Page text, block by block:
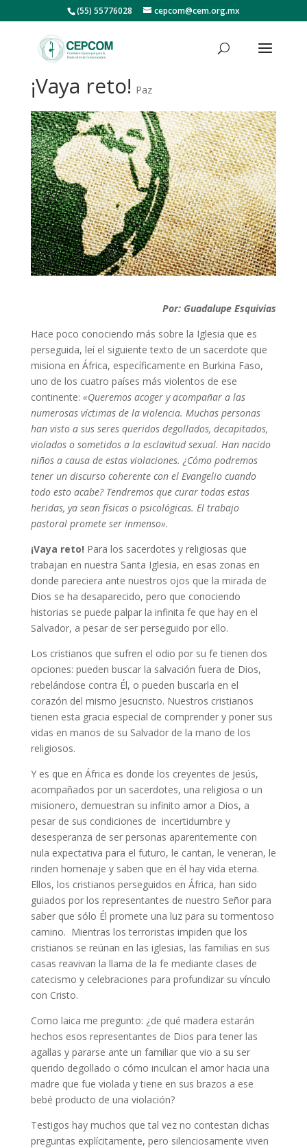
(55) 55776028 cepcom@cem.org.mx
¡Vaya reto! Paz
Por: Guadalupe Esquivias
Hace poco conociendo más sobre la Iglesia que es
perseguida, leí el siguiente texto de un sacerdote que
misiona en África, específicamente en Burkina Faso,
uno de los cuatro países más violentos de ese
continente: «Queremos acoger y acompañar a las
numerosas víctimas de la violencia. Muchas personas
han visto a sus seres queridos degollados, decapitados,
violados o sometidos a la esclavitud sexual. Han nacido
niños a causa de estas violaciones. ¿Cómo podremos
tener un discurso coherente con el Evangelio cuando
todo esto acabe? Tendremos que curar todas estas
heridas, ya sean físicas o psicológicas. El trabajo
pastoral promete ser inmenso».
¡Vaya reto! Para los sacerdotes y religiosas que
trabajan en nuestra Santa Iglesia, en esas zonas en
donde pareciera ante nuestros ojos que la mirada de
Dios se ha desaparecido, pero que conociendo
historias se puede palpar la infinita fe que hay en el
Salvador, a pesar de ser perseguido por ello.
Los cristianos que sufren el odio por su fe tienen dos
opciones: pueden buscar la salvación fuera de Dios,
rebelándose contra Él, o pueden buscarla en el
corazón del mismo Jesucristo. Nuestros cristianos
tienen esta gracia especial de comprender y poner sus
vidas en manos de su Salvador de la mano de los
religiosos.
Y es que en África es donde los creyentes de Jesús,
acompañados por un sacerdotes, una religiosa o un
misionero, demuestran su infinito amor a Dios, a
pesar de sus condiciones de incertidumbre y
desesperanza de ser personas aparentemente con
nula expectativa para el futuro, le cantan, le veneran, le
rinden homenaje y saben que en él hay vida eterna.
Ellos, los cristianos perseguidos en África, han sido
guiados por los representantes de nuestro Señor para
saber que sólo Él promete una luz para su tormentoso
camino. Mientras los terroristas impiden que los
cristianos se reúnan en las iglesias, las familias en sus
casas reavivan la llama de la fe mediante clases de
catecismo y celebraciones para profundizar su vínculo
con Cristo.
Como laica me pregunto: ¿de qué madera estarán
hechos esos representantes de Dios para tener las
agallas y pararse ante un familiar que vio a su ser
querido degollado o cómo inculcan el amor hacia una
madre que fue violada y tiene en sus brazos a ese
bebé producto de una violación?
Testigos hay muchos que tal vez no contestan dichas
preguntas explícitamente, pero silenciosamente viven